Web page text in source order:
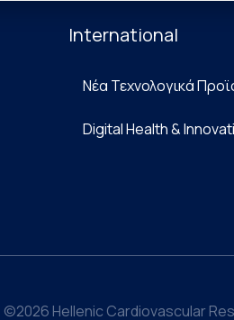
International
Νέα Τεχνολογικά
Digital Health &
©2026 Hellenic Cardiovascular